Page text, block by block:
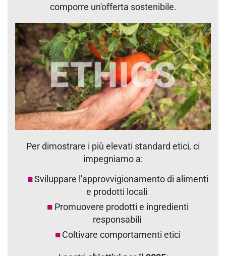
comporre un'offerta sostenibile.
Per dimostrare i più elevati standard etici, ci
impegniamo a:
Sviluppare l'approvvigionamento di alimenti
e prodotti locali
Promuovere prodotti e ingredienti
responsabili
Coltivare comportamenti etici